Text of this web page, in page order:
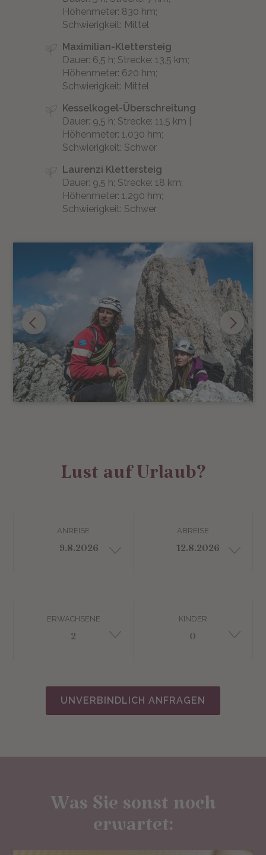
Höhenmeter: 830 hm;
Schwierigkeit: Mittel
Maximilian-Klettersteig
Dauer: 6,5 h; Strecke: 13,5 km;
Höhenmeter: 620 hm;
Schwierigkeit: Mittel
Kesselkogel-Überschreitung
Dauer: 9,5 h; Strecke: 11,5 km |
Höhenmeter: 1.030 hm;
Schwierigkeit: Schwer
Laurenzi Klettersteig
Dauer: 9,5 h; Strecke: 18 km;
Höhenmeter: 1.290 hm;
Schwierigkeit: Schwer
Lust auf Urlaub?
ANREISE ABREISE
ERWACHSENE KINDER
UNVERBINDLICH ANFRAGEN
Was Sie sonst noch
erwartet: